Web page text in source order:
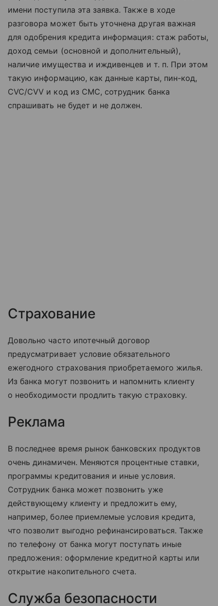
имени поступила эта заявка. Также в ходе
разговора может быть уточнена другая важная
для одобрения кредита информация: стаж работы,
доход семьи (основной и дополнительный),
наличие имущества и иждивенцев и т. п. При этом
такую информацию, как данные карты, пин-код,
CVC/CVV и код из СМС, сотрудник банка
спрашивать не будет и не должен.
Страхование
Довольно часто ипотечный договор
предусматривает условие обязательного
ежегодного страхования приобретаемого жилья.
Из банка могут позвонить и напомнить клиенту
о необходимости продлить такую страховку.
Реклама
В последнее время рынок банковских продуктов
очень динамичен. Меняются процентные ставки,
программы кредитования и иные условия.
Сотрудник банка может позвонить уже
действующему клиенту и предложить ему,
например, более приемлемые условия кредита,
что позволит выгодно рефинансироваться. Также
по телефону от банка могут поступать иные
предложения: оформление кредитной карты или
открытие накопительного счета.
Служба безопасности